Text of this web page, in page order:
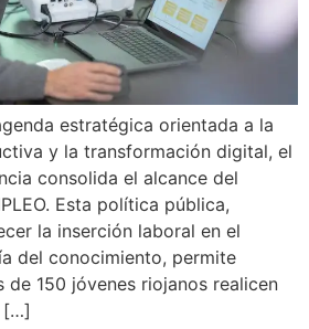
estratégica orientada a la
y la transformación digital, el
consolida el alcance del
Esta política pública,
la inserción laboral en el
del conocimiento, permite
de 150 jóvenes riojanos realicen
[…]